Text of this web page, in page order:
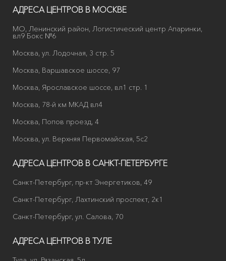
АДРЕСА ЦЕНТРОВ В МОСКВЕ
МО, Ленинский район, Логистический центр Апаринки,
вл9 Бокс №6
Москва, ул. Лодочная, 3 стр. 5
Москва, Варшавское шоссе, 97
Москва, Ярославское шоссе, вл1 стр. 1
Москва, 78-й км МКАД вл4
Москва, Попов проезд, 4
Москва, ул. Верхняя Первомайская, 5с2
АДРЕСА ЦЕНТРОВ В САНКТ-ПЕТЕРБУРГЕ
Санкт-Петербург, пр-кт Энергетиков, 49
Санкт-Петербург, Лахтинский проспект, 2к1
Санкт-Петербург, ул. Салова, 70
АДРЕСА ЦЕНТРОВ В ТУЛЕ